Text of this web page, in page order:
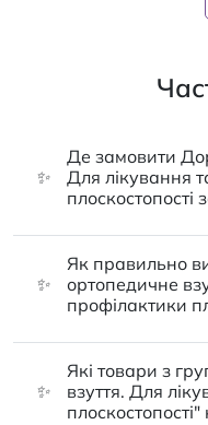
✨
Де замовити
Для лікування
плоскостопості
✨
Як правильно
ортопедичне
профілактики
✨
Які товари з
взуття. Для